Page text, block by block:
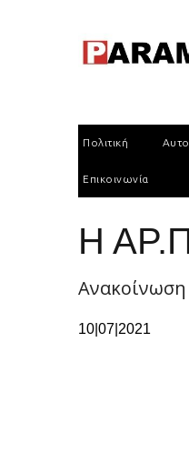
Πολιτική
Επικοινωνία
Η
Ανακοίνωση
10|07|2021